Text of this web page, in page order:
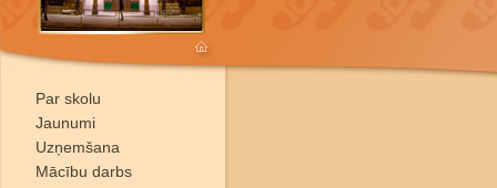
Par skolu
Jaunumi
Uzņemšana
Mācību darbs